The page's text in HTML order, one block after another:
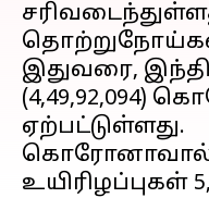
இதுவரை,
(4,49,92,094)
ஏற்பட்டுள்ளது.
கொரோனாவால்
உயிரிழப்புகள்